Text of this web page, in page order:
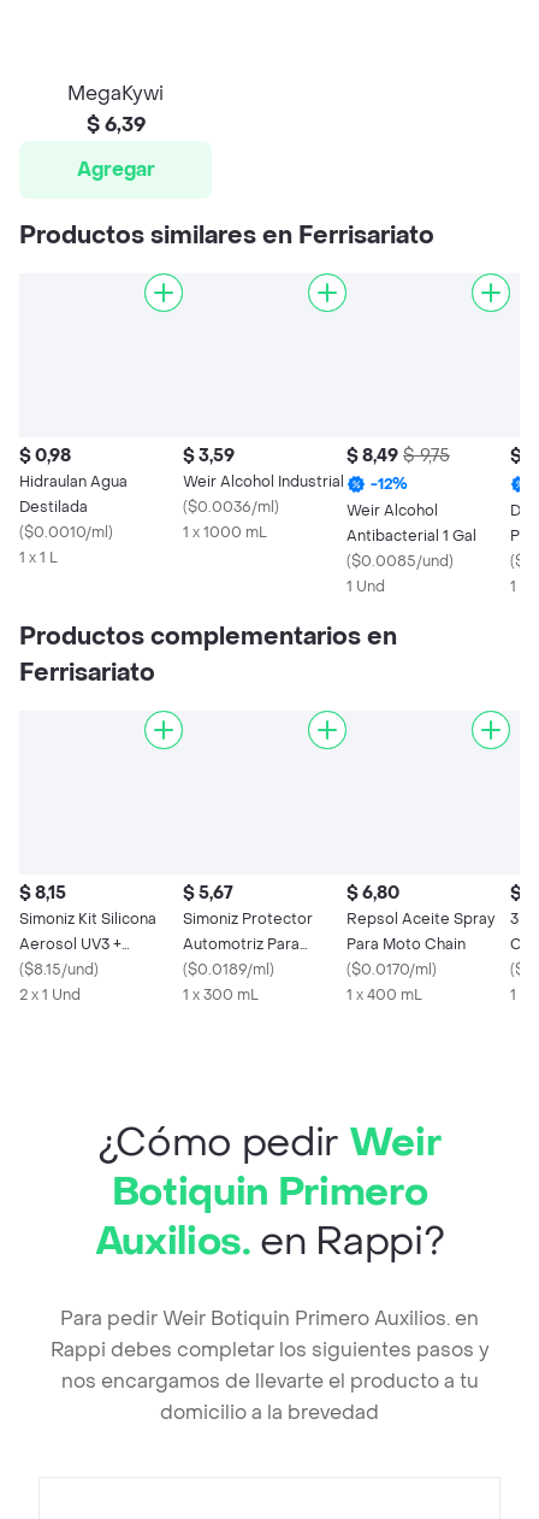
MegaKywi
$ 6,39
Agregar
Productos similares en Ferrisariato
$ 0,98
Hidraulan Agua
Destilada
($0.0010/ml)
1 x 1 L
$ 3,59
Weir Alcohol Industrial
($0.0036/ml)
1 x 1000 mL
$ 8,49 $ 9,75
-12%
Weir Alcohol
Antibacterial 1 Gal
($0.0085/und)
1 Und
$
Dr.
(
1 X
Productos complementarios en
Ferrisariato
$ 8,15
Simoniz Kit Silicona
Aerosol UV3 +
Limpillanta
($8.15/und)
2 x 1 Und
$ 5,67
Simoniz Protector
Automotriz Para
Limpieza y Protección
($0.0189/ml)
1 x 300 mL
$ 6,80
Repsol Aceite Spray
Para Moto Chain
($0.0170/ml)
1 x 400 mL
$
3
(
1 x
¿Cómo pedir Weir
Botiquin Primero
Auxilios. en Rappi?
Para pedir Weir Botiquin Primero Auxilios. en
Rappi debes completar los siguientes pasos y
nos encargamos de llevarte el producto a tu
domicilio a la brevedad